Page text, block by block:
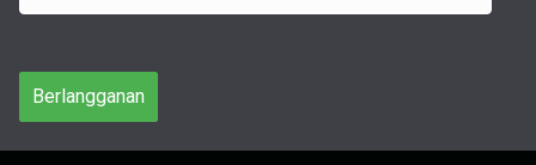
l
m
t
Berlangganan